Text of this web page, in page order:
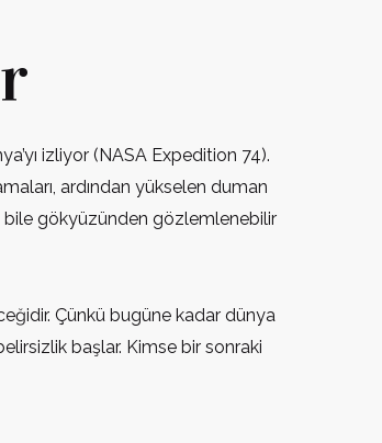
izliyor (NASA Expedition 74).
ardından yükselen duman
bile gökyüzünden gözlemlenebilir
Çünkü bugüne kadar dünya
başlar. Kimse bir sonraki